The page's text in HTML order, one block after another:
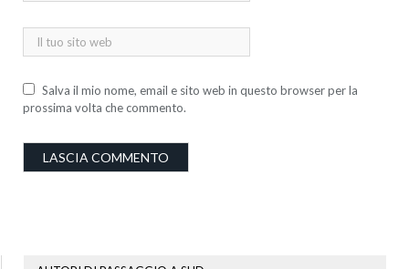
Salva il mio nome, email e sito web in questo browser per la
prossima volta che commento.